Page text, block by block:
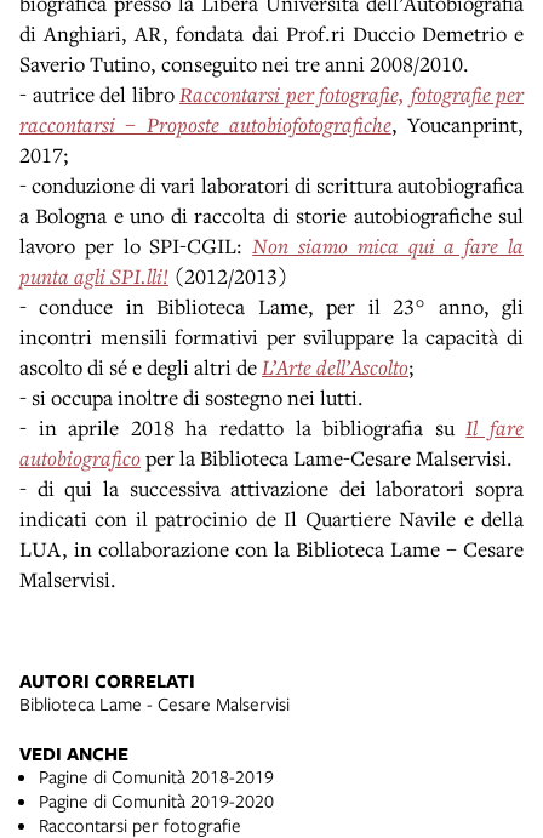
di Anghiari, AR, fondata dai Prof.ri Duccio Demetrio e
Saverio Tutino, conseguito nei tre anni 2008/2010.
- autrice del libroRaccontarsi per fotografie, fotografie per
raccontarsi – Proposte autobiofotografiche, Youcanprint,
2017;
- conduzione di vari laboratori di scrittura autobiografica
a Bologna e uno di raccolta di storie autobiografiche sul
lavoro per lo SPI-CGIL:Non siamo mica qui a fare la
punta agli SPI.lli! (2012/2013)
- conduce in Biblioteca Lame, per il 23° anno, gli
incontri mensili formativi per sviluppare la capacità di
ascolto di sé e degli altri deL’Arte dell’Ascolto;
- si occupa inoltre di sostegno nei lutti.
- in aprile 2018 ha redatto la bibliografia suIl fare
autobiograficoper la Biblioteca Lame-Cesare Malservisi.
- di qui la successiva attivazione dei laboratori sopra
indicati con il patrocinio de Il Quartiere Navile e della
LUA, in collaborazione con la Biblioteca Lame – Cesare
Malservisi.
AUTORI CORRELATI
Biblioteca Lame - Cesare Malservisi
VEDI ANCHE
Pagine di Comunità 2018-2019
Pagine di Comunità 2019-2020
Raccontarsi per fotografie